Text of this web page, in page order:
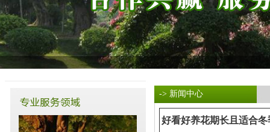
-> 新闻中心
好看好养花期长且适合冬